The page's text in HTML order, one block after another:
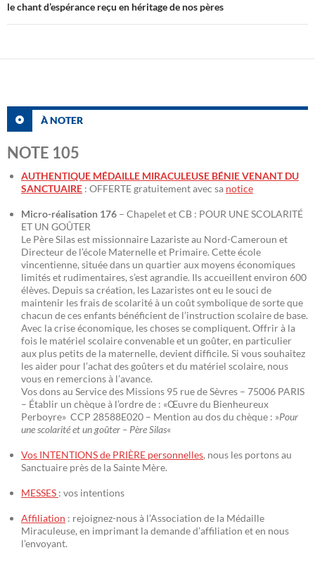
le chant d’espérance reçu en héritage de nos pères
À NOTER
NOTE 105
AUTHENTIQUE MÉDAILLE MIRACULEUSE BÉNIE VENANT DU
SANCTUAIRE : OFFERTE gratuitement avec sa notice
Micro-réalisation 176 – Chapelet et CB : POUR UNE SCOLARITÉ
ET UN GOÛTER
Le Père Silas est missionnaire Lazariste au Nord-Cameroun et
Directeur de l’école Maternelle et Primaire. Cette école
vincentienne, située dans un quartier aux moyens économiques
limités et rudimentaires, s’est agrandie. Ils accueillent environ 600
élèves. Depuis sa création, les Lazaristes ont eu le souci de
maintenir les frais de scolarité à un coût symbolique de sorte que
chacun de ces enfants bénéficient de l’instruction scolaire de base.
Avec la crise économique, les choses se compliquent. Offrir à la
fois le matériel scolaire convenable et un goûter, en particulier
aux plus petits de la maternelle, devient difficile. Si vous souhaitez
les aider pour l’achat des goûters et du matériel scolaire, nous
vous en remercions à l’avance.
Vos dons au Service des Missions 95 rue de Sèvres – 75006 PARIS
– Établir un chèque à l’ordre de : «Œuvre du Bienheureux
Perboyre» CCP 28588E020 – Mention au dos du chèque : »Pour
une scolarité et un goûter – Père Silas«
Vos INTENTIONS de PRIÈRE personnelles, nous les portons au
Sanctuaire près de la Sainte Mère.
MESSES : vos intentions
Affiliation : rejoignez-nous à l’Association de la Médaille
Miraculeuse, en imprimant la demande d’affiliation et en nous
l’envoyant.